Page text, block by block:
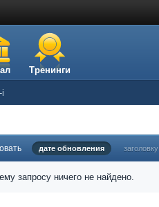
Тренинги
i
дате обновления заголовку
запросу ничего не найдено.